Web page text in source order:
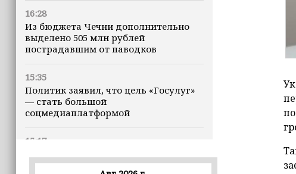
16:28
Из бюджета Чечни дополнительно
выделено 505 млн рублей
пострадавшим от паводков
15:35
Политик заявил, что цель «Госулуг»
— стать большой
соцмедиаплатформой
15:17
готовы к приёму голосов